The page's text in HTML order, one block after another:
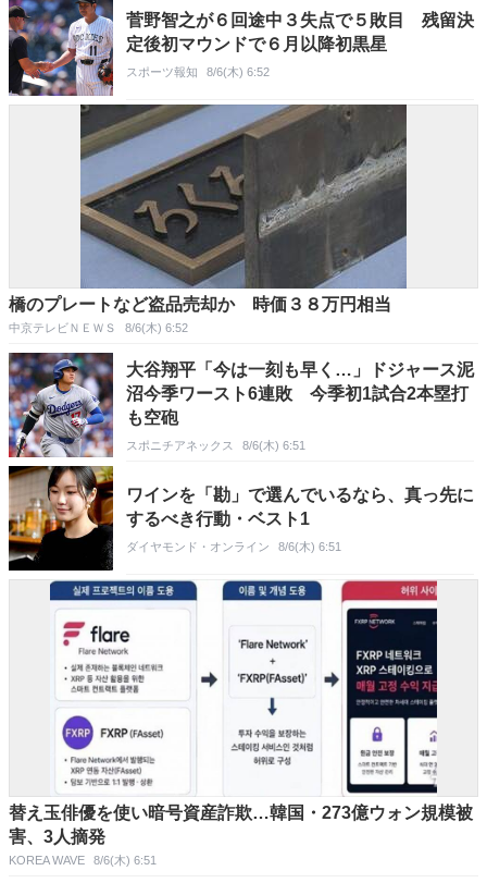
菅野智之が６回途中３失点で５敗目 残留決
定後初マウンドで６月以降初黒星
スポーツ報知 8/6(木) 6:52
橋のプレートなど盗品売却か 時価３８万円相当
中京テレビＮＥＷＳ 8/6(木) 6:52
大谷翔平「今は一刻も早く…」ドジャース泥
沼今季ワースト6連敗 今季初1試合2本塁打
も空砲
スポニチアネックス 8/6(木) 6:51
ワインを「勘」で選んでいるなら、真っ先に
するべき行動・ベスト1
ダイヤモンド・オンライン 8/6(木) 6:51
替え玉俳優を使い暗号資産詐欺…韓国・273億ウォン規模被
害、3人摘発
KOREA WAVE 8/6(木) 6:51